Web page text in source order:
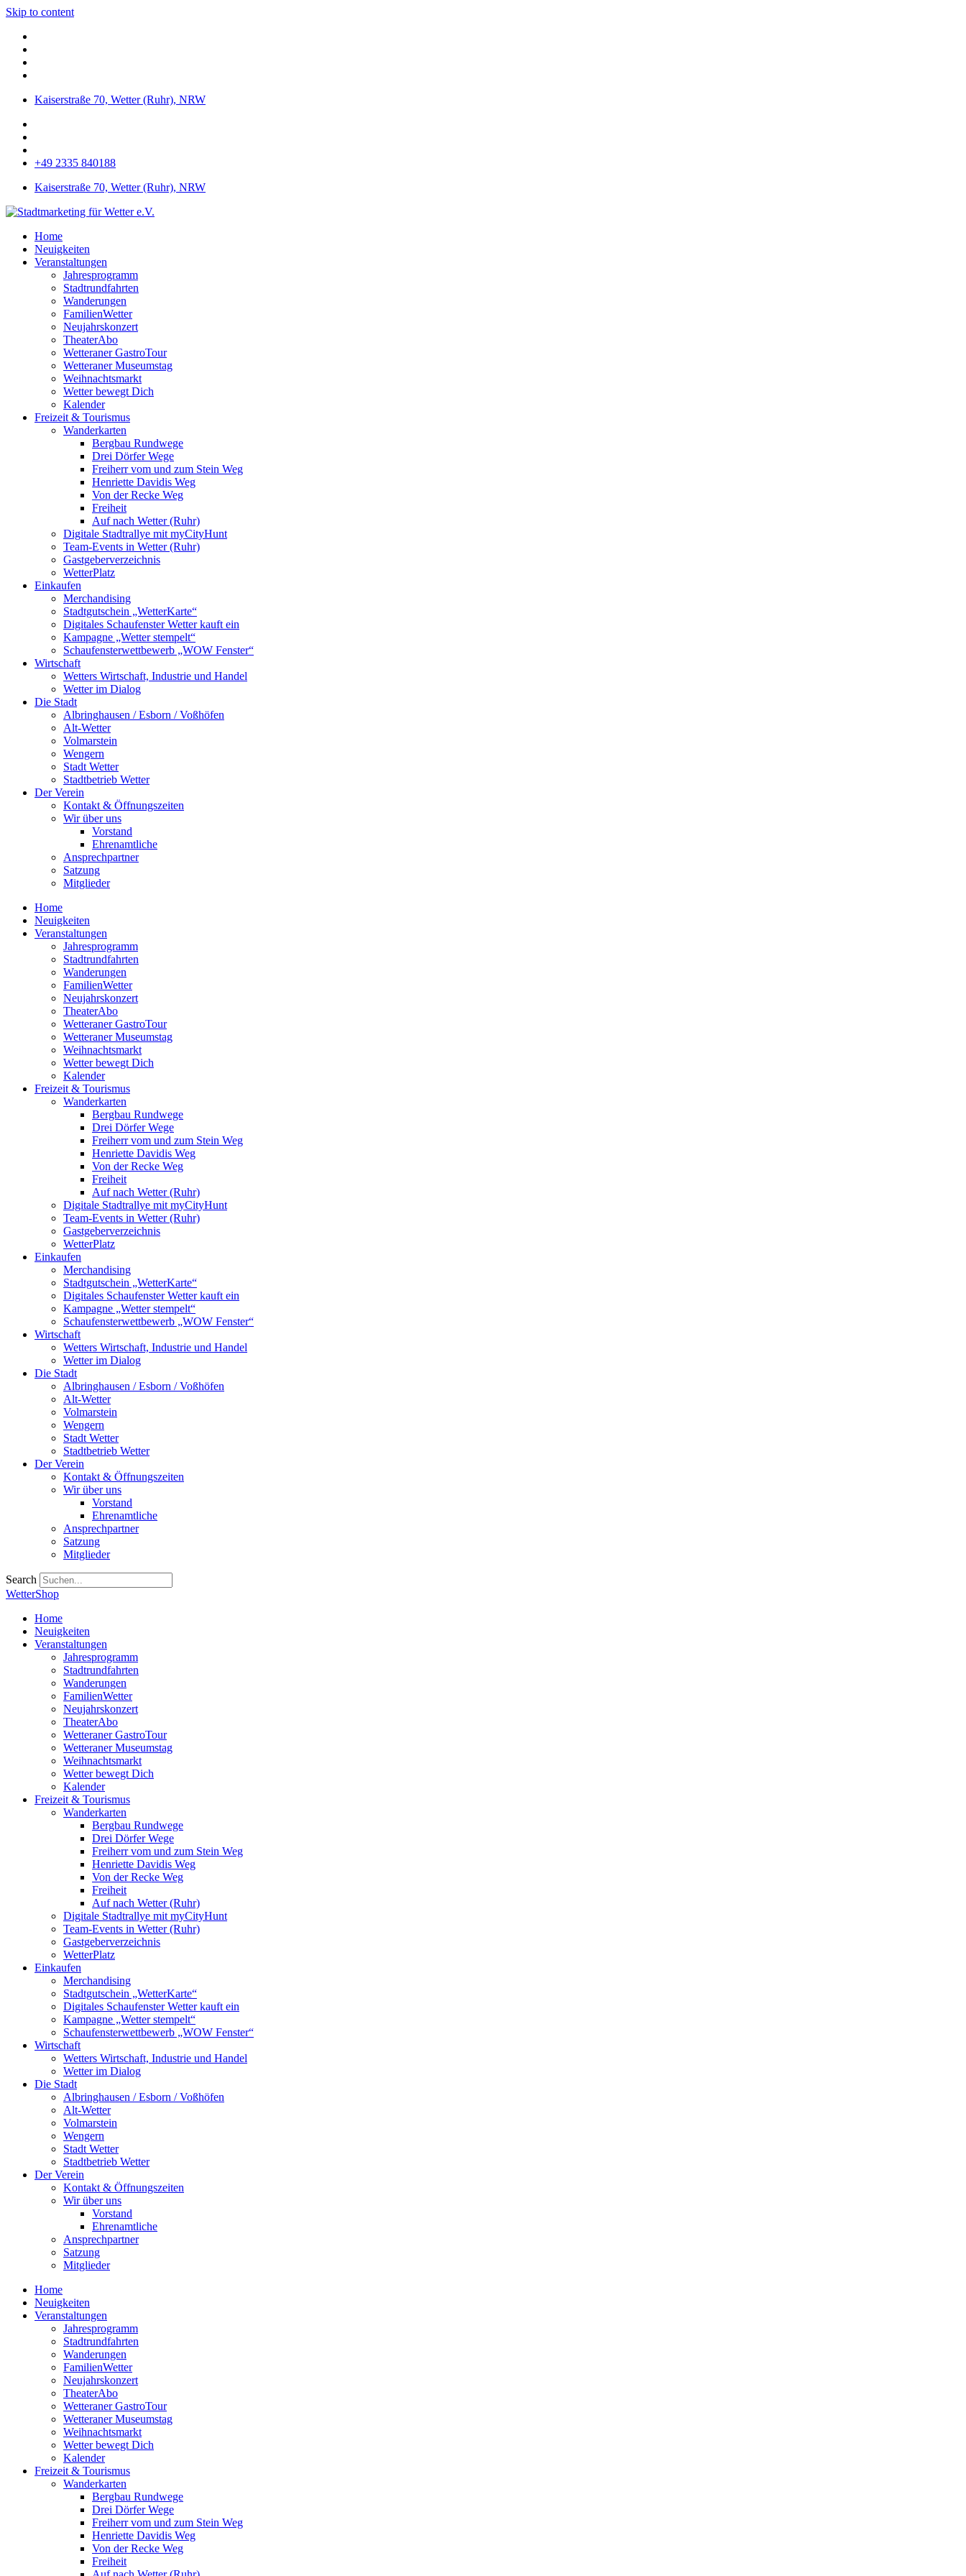
Skip to content
Kaiserstraße 70, Wetter (Ruhr), NRW
+49 2335 840188
Kaiserstraße 70, Wetter (Ruhr), NRW
Home
Neuigkeiten
Veranstaltungen
Jahresprogramm
Stadtrundfahrten
Wanderungen
FamilienWetter
Neujahrskonzert
TheaterAbo
Wetteraner GastroTour
Wetteraner Museumstag
Weihnachtsmarkt
Wetter bewegt Dich
Kalender
Freizeit & Tourismus
Wanderkarten
Bergbau Rundwege
Drei Dörfer Wege
Freiherr vom und zum Stein Weg
Henriette Davidis Weg
Von der Recke Weg
Freiheit
Auf nach Wetter (Ruhr)
Digitale Stadtrallye mit myCityHunt
Team-Events in Wetter (Ruhr)
Gastgeberverzeichnis
WetterPlatz
Einkaufen
Merchandising
Stadtgutschein „WetterKarte“
Digitales Schaufenster Wetter kauft ein
Kampagne „Wetter stempelt“
Schaufensterwettbewerb „WOW Fenster“
Wirtschaft
Wetters Wirtschaft, Industrie und Handel
Wetter im Dialog
Die Stadt
Albringhausen / Esborn / Voßhöfen
Alt-Wetter​
Volmarstein
Wengern
Stadt Wetter
Stadtbetrieb Wetter
Der Verein
Kontakt & Öffnungszeiten
Wir über uns
Vorstand
Ehrenamtliche
Ansprechpartner
Satzung
Mitglieder
Home
Neuigkeiten
Veranstaltungen
Jahresprogramm
Stadtrundfahrten
Wanderungen
FamilienWetter
Neujahrskonzert
TheaterAbo
Wetteraner GastroTour
Wetteraner Museumstag
Weihnachtsmarkt
Wetter bewegt Dich
Kalender
Freizeit & Tourismus
Wanderkarten
Bergbau Rundwege
Drei Dörfer Wege
Freiherr vom und zum Stein Weg
Henriette Davidis Weg
Von der Recke Weg
Freiheit
Auf nach Wetter (Ruhr)
Digitale Stadtrallye mit myCityHunt
Team-Events in Wetter (Ruhr)
Gastgeberverzeichnis
WetterPlatz
Einkaufen
Merchandising
Stadtgutschein „WetterKarte“
Digitales Schaufenster Wetter kauft ein
Kampagne „Wetter stempelt“
Schaufensterwettbewerb „WOW Fenster“
Wirtschaft
Wetters Wirtschaft, Industrie und Handel
Wetter im Dialog
Die Stadt
Albringhausen / Esborn / Voßhöfen
Alt-Wetter​
Volmarstein
Wengern
Stadt Wetter
Stadtbetrieb Wetter
Der Verein
Kontakt & Öffnungszeiten
Wir über uns
Vorstand
Ehrenamtliche
Ansprechpartner
Satzung
Mitglieder
Search
WetterShop
Home
Neuigkeiten
Veranstaltungen
Jahresprogramm
Stadtrundfahrten
Wanderungen
FamilienWetter
Neujahrskonzert
TheaterAbo
Wetteraner GastroTour
Wetteraner Museumstag
Weihnachtsmarkt
Wetter bewegt Dich
Kalender
Freizeit & Tourismus
Wanderkarten
Bergbau Rundwege
Drei Dörfer Wege
Freiherr vom und zum Stein Weg
Henriette Davidis Weg
Von der Recke Weg
Freiheit
Auf nach Wetter (Ruhr)
Digitale Stadtrallye mit myCityHunt
Team-Events in Wetter (Ruhr)
Gastgeberverzeichnis
WetterPlatz
Einkaufen
Merchandising
Stadtgutschein „WetterKarte“
Digitales Schaufenster Wetter kauft ein
Kampagne „Wetter stempelt“
Schaufensterwettbewerb „WOW Fenster“
Wirtschaft
Wetters Wirtschaft, Industrie und Handel
Wetter im Dialog
Die Stadt
Albringhausen / Esborn / Voßhöfen
Alt-Wetter​
Volmarstein
Wengern
Stadt Wetter
Stadtbetrieb Wetter
Der Verein
Kontakt & Öffnungszeiten
Wir über uns
Vorstand
Ehrenamtliche
Ansprechpartner
Satzung
Mitglieder
Home
Neuigkeiten
Veranstaltungen
Jahresprogramm
Stadtrundfahrten
Wanderungen
FamilienWetter
Neujahrskonzert
TheaterAbo
Wetteraner GastroTour
Wetteraner Museumstag
Weihnachtsmarkt
Wetter bewegt Dich
Kalender
Freizeit & Tourismus
Wanderkarten
Bergbau Rundwege
Drei Dörfer Wege
Freiherr vom und zum Stein Weg
Henriette Davidis Weg
Von der Recke Weg
Freiheit